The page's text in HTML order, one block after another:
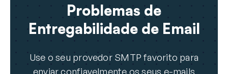
Problemas de
Entregabilidade de Email
Use o seu provedor SMTP favorito para
enviar confiavelmente os seus e-mails